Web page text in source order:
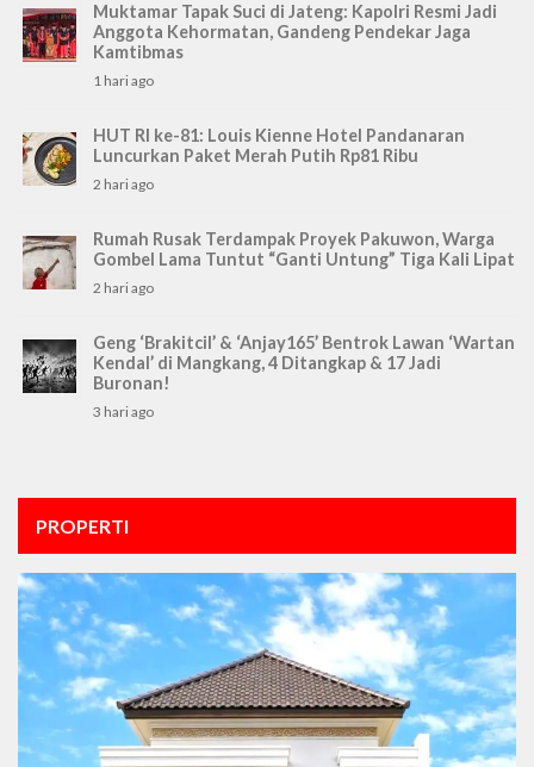
Muktamar Tapak Suci di Jateng: Kapolri Resmi Jadi
Anggota Kehormatan, Gandeng Pendekar Jaga
Kamtibmas
1 hari ago
HUT RI ke-81: Louis Kienne Hotel Pandanaran
Luncurkan Paket Merah Putih Rp81 Ribu
2 hari ago
Rumah Rusak Terdampak Proyek Pakuwon, Warga
Gombel Lama Tuntut “Ganti Untung” Tiga Kali Lipat
2 hari ago
Geng ‘Brakitcil’ & ‘Anjay165’ Bentrok Lawan ‘Wartan
Kendal’ di Mangkang, 4 Ditangkap & 17 Jadi
Buronan!
3 hari ago
PROPERTI